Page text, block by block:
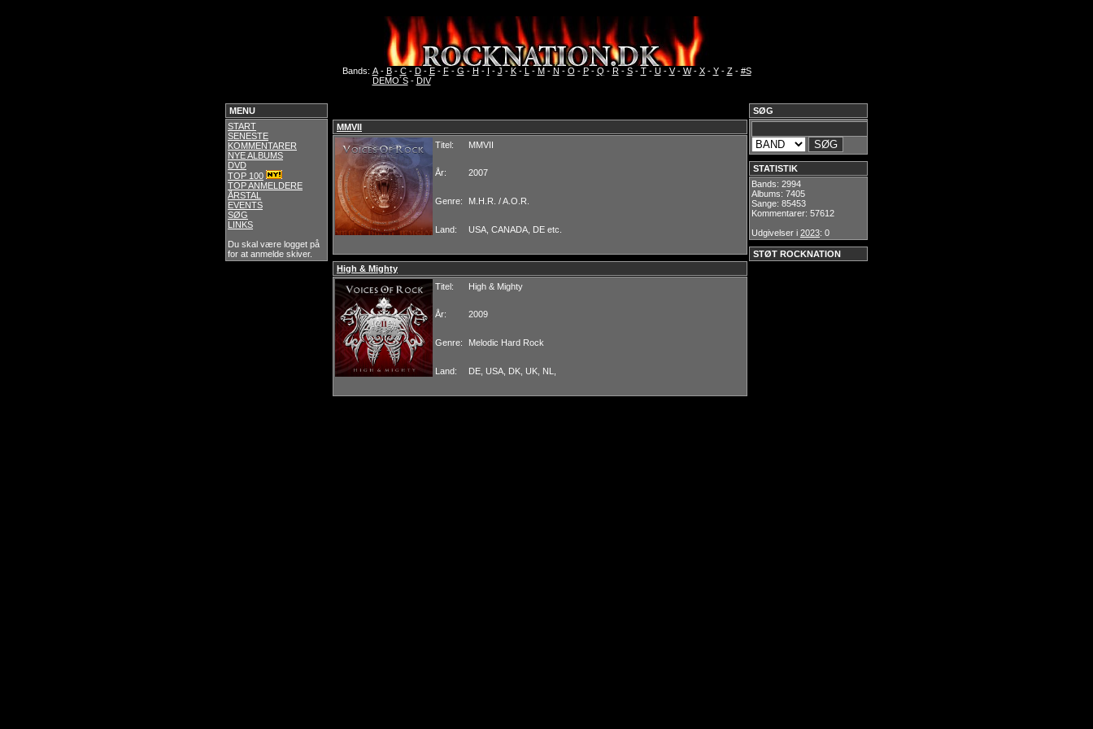
Bands: A- B- C- D- E- F- G - H - I - J - K- L - M- N - O - P- Q - R- S- T- U- V- W- X- Y- Z- #S
DEMO´S- DIV
MENU
START
SENESTE
KOMMENTARER
NYE ALBUMS
DVD
TOP 100
TOP ANMELDERE
ÅRSTAL
EVENTS
SØG
LINKS
Du skal være logget på
for at anmelde skiver.
SØG
STATISTIK
Bands: 2994
Albums: 7405
Sange: 85453
Kommentarer: 57612
Udgivelser i 2023: 0
STØT ROCKNATION
MMVII
Titel:
MMVII
År: 2007
Genre: M.H.R. / A.O.R.
Land: USA, CANADA, DE etc.
High & Mighty
Titel:
High & Mighty
År: 2009
Genre: Melodic Hard Rock
Land: DE, USA, DK, UK, NL,